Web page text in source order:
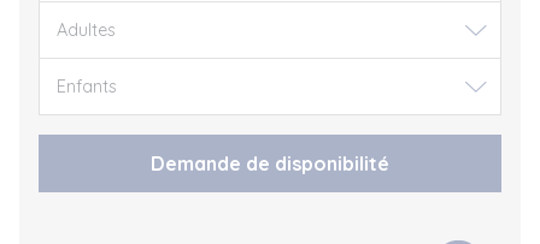
Demande de disponibilité